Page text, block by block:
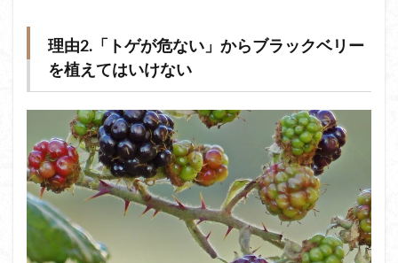
理由2.「トゲが危ない」からブラックベリー
を植えてはいけない